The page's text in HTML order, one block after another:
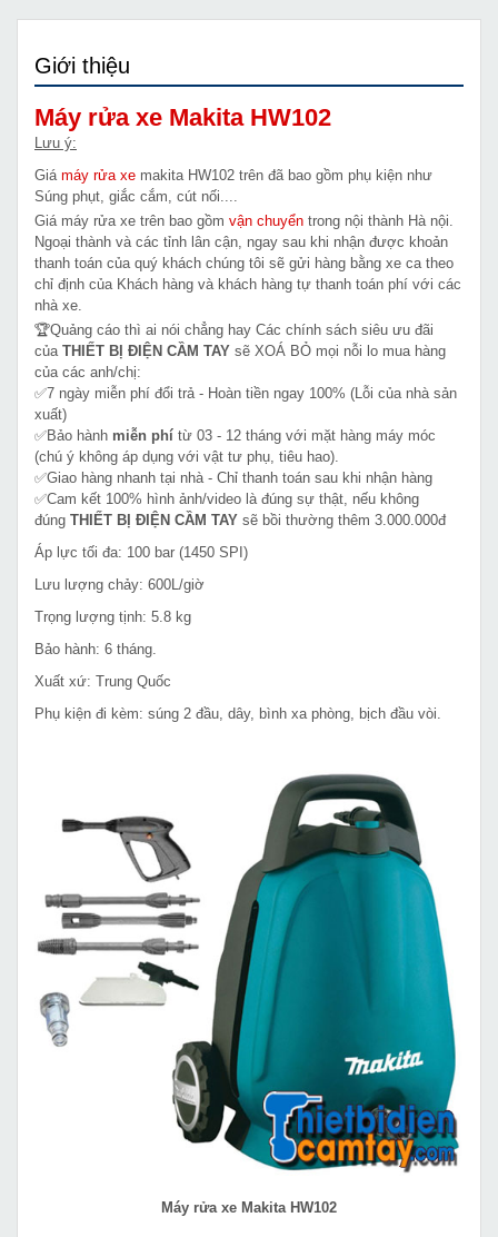
Giới thiệu
Máy rửa xe Makita HW102
Lưu ý:
Giá máy rửa xe makita HW102 trên đã bao gồm phụ kiện như
Súng phụt, giắc cắm, cút nối....
Giá máy rửa xe trên bao gồm vận chuyển trong nội thành Hà nội.
Ngoại thành và các tỉnh lân cận, ngay sau khi nhận được khoản
thanh toán của quý khách chúng tôi sẽ gửi hàng bằng xe ca theo
chỉ định của Khách hàng và khách hàng tự thanh toán phí với các
nhà xe.
🏆Quảng cáo thì ai nói chẳng hay Các chính sách siêu ưu đãi
của THIẾT BỊ ĐIỆN CẦM TAY sẽ XOÁ BỎ mọi nỗi lo mua hàng
của các anh/chị:
✅7 ngày miễn phí đổi trả - Hoàn tiền ngay 100% (Lỗi của nhà sản
xuất)
✅Bảo hành miễn phí từ 03 - 12 tháng với mặt hàng máy móc
(chú ý không áp dụng với vật tư phụ, tiêu hao).
✅Giao hàng nhanh tại nhà - Chỉ thanh toán sau khi nhận hàng
✅Cam kết 100% hình ảnh/video là đúng sự thật, nếu không
đúng THIẾT BỊ ĐIỆN CẦM TAY sẽ bồi thường thêm 3.000.000đ
Áp lực tối đa: 100 bar (1450 SPI)
Lưu lượng chảy: 600L/giờ
Trọng lượng tịnh: 5.8 kg
Bảo hành: 6 tháng.
Xuất xứ: Trung Quốc
Phụ kiện đi kèm: súng 2 đầu, dây, bình xa phòng, bịch đầu vòi.
Máy rửa xe Makita HW102